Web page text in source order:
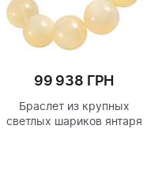
99 938 ГРН
Браслет из крупных
светлых шариков янтаря